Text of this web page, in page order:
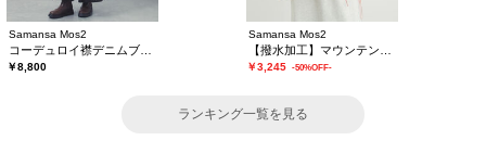
Samansa Mos2
￥8,800
Samansa Mos2
￥3,245 -50%OFF-
ランキング一覧を見る